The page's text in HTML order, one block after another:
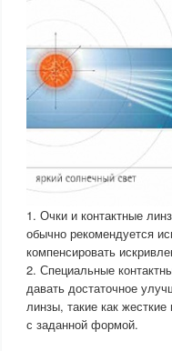
1. Очки и контактные
обычно рекомендуется
компенсировать
2. Специальные
давать достаточное
линзы, такие как
с заданной формой.